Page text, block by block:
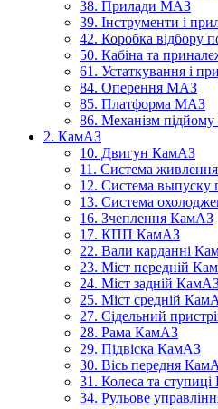
38. Прилади МАЗ
39. Інструменти і
42. Коробка відбору
50. Кабіна та
61. Устаткування і
84. Оперення МАЗ
85. Платформа МАЗ
86. Механізм
2. КамАЗ
10. Двигун КамАЗ
11. Система
12. Система выпуску
13. Система
16. Зчеплення КамАЗ
17. КПП КамАЗ
22. Вали карданні
23. Міст передній
24. Міст задній
25. Міст средній
27. Сідельний
28. Рама КамАЗ
29. Підвіска КамАЗ
30. Вісь передня
31. Колеса та
34. Рульове